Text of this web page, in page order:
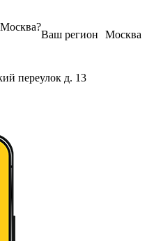
Москва
Ваш регион
Москва?
переулок д. 13